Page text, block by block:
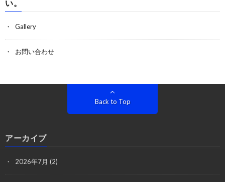
い。
Gallery
お問い合わせ
Back to Top
アーカイブ
2026年7月 (2)